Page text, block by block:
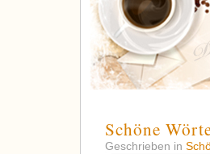
Schöne
Geschrieben in